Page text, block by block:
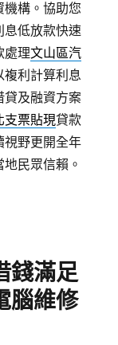
機構。協助您
息低放款快速
處理文山區汽
複利計算利息
貸及融資方案
支票貼現貸款
視野更開全年
民眾信賴。
錢滿足
腦維修